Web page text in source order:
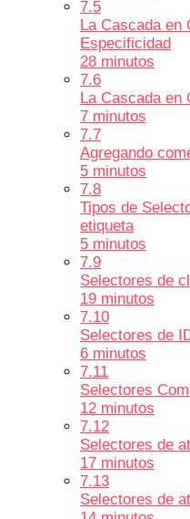
7.5
La Cascada en
Especificidad
28 minutos
7.6
La Cascada en
7 minutos
7.7
Agregando
5 minutos
7.8
Tipos de
etiqueta
5 minutos
7.9
Selectores de
19 minutos
7.10
Selectores de
6 minutos
7.11
Selectores
12 minutos
7.12
Selectores de
17 minutos
7.13
Selectores de